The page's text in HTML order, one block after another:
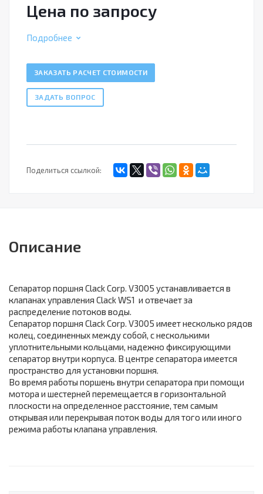
Цена по запросу
Подробнее
ЗАКАЗАТЬ РАСЧЕТ СТОИМОСТИ
ЗАДАТЬ ВОПРОС
Поделиться ссылкой:
Описание
Сепаратор поршня Clack Corp. V3005 устанавливается в
клапанах управления Clack WS1 и отвечает за
распределение потоков воды.
Сепаратор поршня Clack Corp. V3005 имеет несколько рядов
колец, соединенных между собой, с несколькими
уплотнительными кольцами, надежно фиксирующими
сепаратор внутри корпуса. В центре сепаратора имеется
пространство для установки поршня.
Во время работы поршень внутри сепаратора при помощи
мотора и шестерней перемещается в горизонтальной
плоскости на определенное расстояние, тем самым
открывая или перекрывая поток воды для того или иного
режима работы клапана управления.